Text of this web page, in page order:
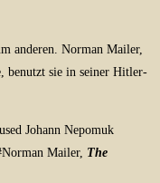
anderen. Norman Mailer,
benutzt sie in seiner Hitler-
Johann Nepomuk
Mailer, The